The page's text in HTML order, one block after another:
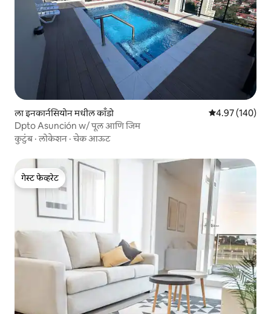
ला इनकार्नसियोन मधील काँडो 5 पैकी 4.97
4.97 (140)
Dpto Asunción w/ पूल आणि जिम
कुटुंब·लोकेशन ·चेक आऊट
गेस्ट फेव्हरेट
गेस्ट फेव्हरेट